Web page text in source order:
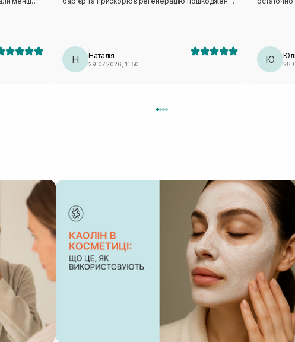
Н Наталія
29.07.2026, 11:50 Ю